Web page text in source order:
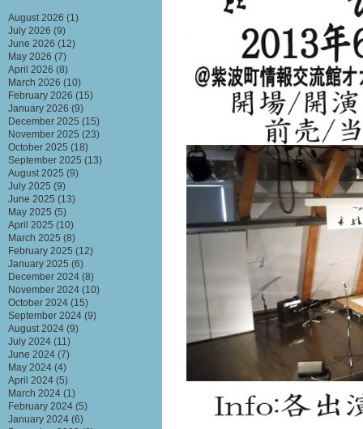
August 2026 (1)
July 2026 (9)
June 2026 (12)
May 2026 (7)
April 2026 (8)
March 2026 (10)
February 2026 (15)
January 2026 (9)
December 2025 (15)
November 2025 (23)
October 2025 (18)
September 2025 (13)
August 2025 (9)
July 2025 (9)
June 2025 (13)
May 2025 (5)
April 2025 (10)
March 2025 (8)
February 2025 (12)
January 2025 (6)
December 2024 (8)
November 2024 (10)
October 2024 (15)
September 2024 (9)
August 2024 (9)
July 2024 (11)
June 2024 (7)
May 2024 (4)
April 2024 (5)
March 2024 (1)
February 2024 (5)
January 2024 (6)